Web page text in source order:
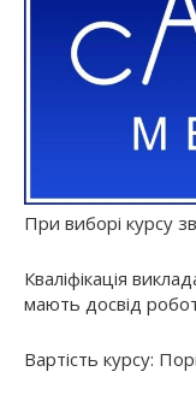
При виборі курсу
Кваліфікація
мають досвід
Вартість курсу: